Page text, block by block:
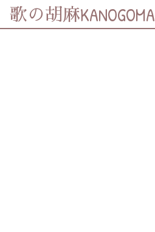
歌の胡麻KANOGOMA